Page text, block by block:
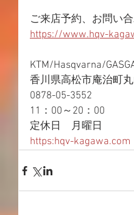
ご来店予約、お問い
https://www.hqv-
KTM/Hasqvarna/
香川県高松市庵治町
0878-05-3552
11：00～20：00
定休日　月曜日
https:hqv-kagawa.com